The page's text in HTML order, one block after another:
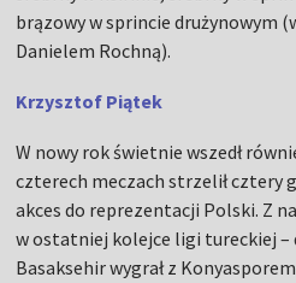
brązowy w sprincie drużynowym
Danielem Rochną).
Krzysztof Piątek
W nowy rok świetnie wszedł
czterech meczach strzelił cztery
akces do reprezentacji Polski. Z
w ostatniej kolejce ligi tureckiej
Basaksehir wygrał z